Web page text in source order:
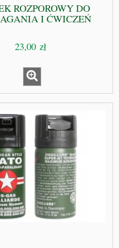
– Kompletny
Dziki Preppers
151,00 zł
199,00 zł
koszyka
ROZPOROWY DO
I ĆWICZEŃ
23,00 zł